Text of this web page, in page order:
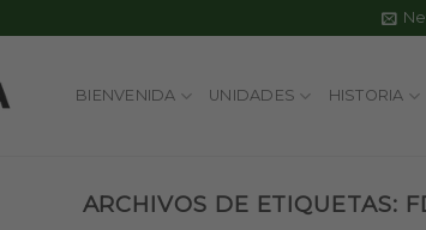
BIENVENIDA UNIDADES HISTORIA
ARCHIVOS DE ETIQUETAS: